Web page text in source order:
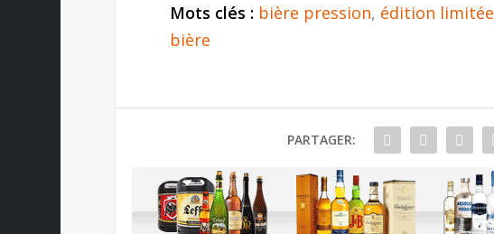
Mots clés : bière pression, édition limitée
bière
PARTAGER: